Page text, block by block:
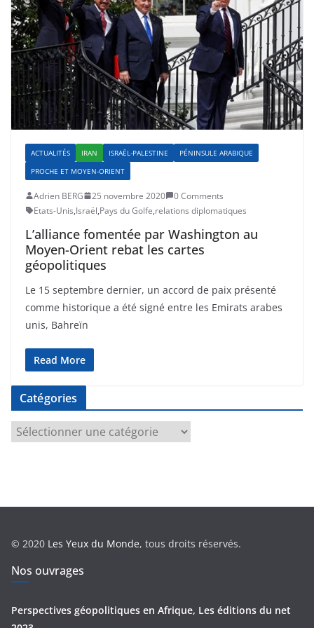
ACTUALITÉS IRAN ISRAËL-PALESTINE
PÉNINSULE ARABIQUE
PROCHE ET MOYEN-ORIENT
Adrien BERG 25 novembre 2020
0 Comments
Etats-Unis,Israël,Pays du Golfe,relations diplomatiques
L’alliance fomentée par Washington au
Moyen-Orient rebat les cartes
géopolitiques
Le 15 septembre dernier, un accord de paix présenté
comme historique a été signé entre les Emirats arabes
unis, Bahreïn
Read More
Catégories
a
e
s
© 2020 Les Yeux du Monde, tous droits réservés.
Nos ouvrages
Perspectives géopolitiques en Afrique, Les éditions du net